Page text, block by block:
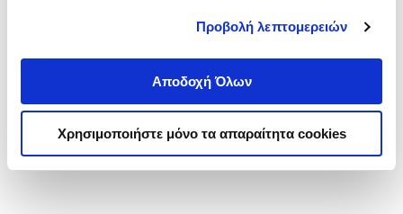
Προβολή λεπτομερειών
Αποδοχή Όλων
Χρησιμοποιήστε μόνο τα απαραίτητα cookies